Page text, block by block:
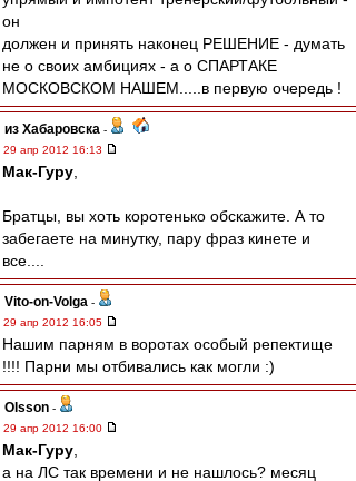
он
должен и принять наконец РЕШЕНИЕ - думать
не о своих амбициях - а о СПАРТАКЕ
МОСКОВСКОМ НАШЕМ.....в первую очередь !
из Хабаровска -
29 апр 2012 16:13
Мак-Гуру
Братцы, вы хоть коротенько обскажите. А то
забегаете на минутку, пару фраз кинете и
все....
Vito-on-Volga -
29 апр 2012 16:05
Нашим парням в воротах особый репектище
!!!! Парни мы отбивались как могли :)
Olsson -
29 апр 2012 16:00
Мак-Гуру
а на ЛС так времени и не нашлось? месяц